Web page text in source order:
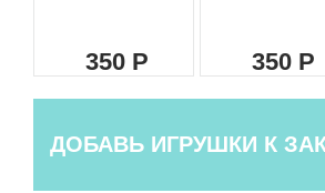
350 350
ДОБАВЬ ИГРУШКИ К